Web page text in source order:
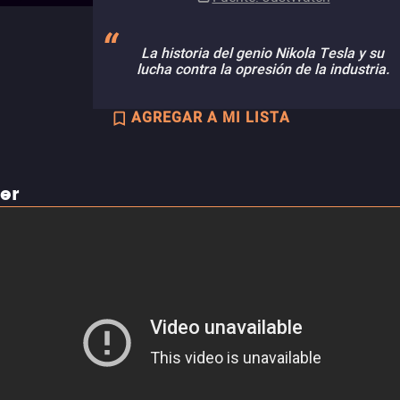
La historia del genio Nikola Tesla y su
lucha contra la opresión de la industria.
AGREGAR A MI LISTA